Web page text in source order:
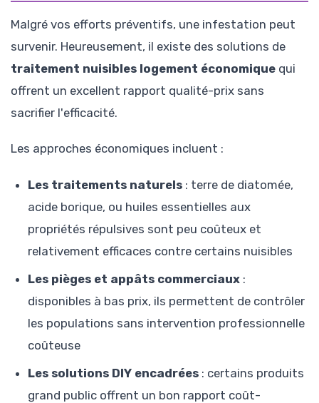
Malgré vos efforts préventifs, une infestation peut
survenir. Heureusement, il existe des solutions de
traitement nuisibles logement économique qui
offrent un excellent rapport qualité-prix sans
sacrifier l'efficacité.
Les approches économiques incluent :
Les traitements naturels : terre de diatomée,
acide borique, ou huiles essentielles aux
propriétés répulsives sont peu coûteux et
relativement efficaces contre certains nuisibles
Les pièges et appâts commerciaux :
disponibles à bas prix, ils permettent de contrôler
les populations sans intervention professionnelle
coûteuse
Les solutions DIY encadrées : certains produits
grand public offrent un bon rapport coût-